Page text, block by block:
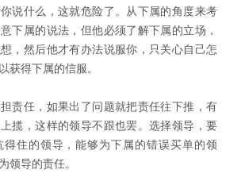
说什么，这就危险了。从下属的角度来考
下属的说法，但他必须了解下属的立场，
，然后他才有办法说服你，只关心自己怎
获得下属的信服。
责任，如果出了问题就把责任往下推，有
揽，这样的领导不跟也罢。选择领导，要
住的领导，能够为下属的错误买单的领
领导的责任。